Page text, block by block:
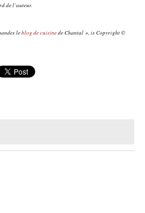
de l’auteur.
leblog de cuisinede Chantal », is Copyright ©